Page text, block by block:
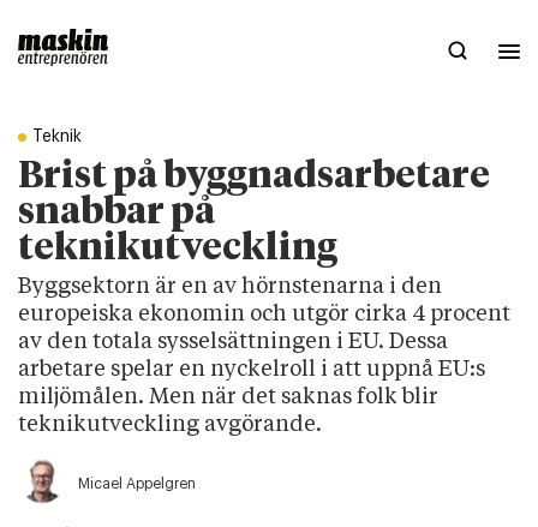
Teknik
Brist på byggnadsarbetare
snabbar på
teknikutveckling
Byggsektorn är en av hörnstenarna i den
europeiska ekonomin och utgör cirka 4 procent
av den totala sysselsättningen i EU. Dessa
arbetare spelar en nyckelroll i att uppnå EU:s
miljömålen. Men när det saknas folk blir
teknikutveckling avgörande.
Micael Appelgren